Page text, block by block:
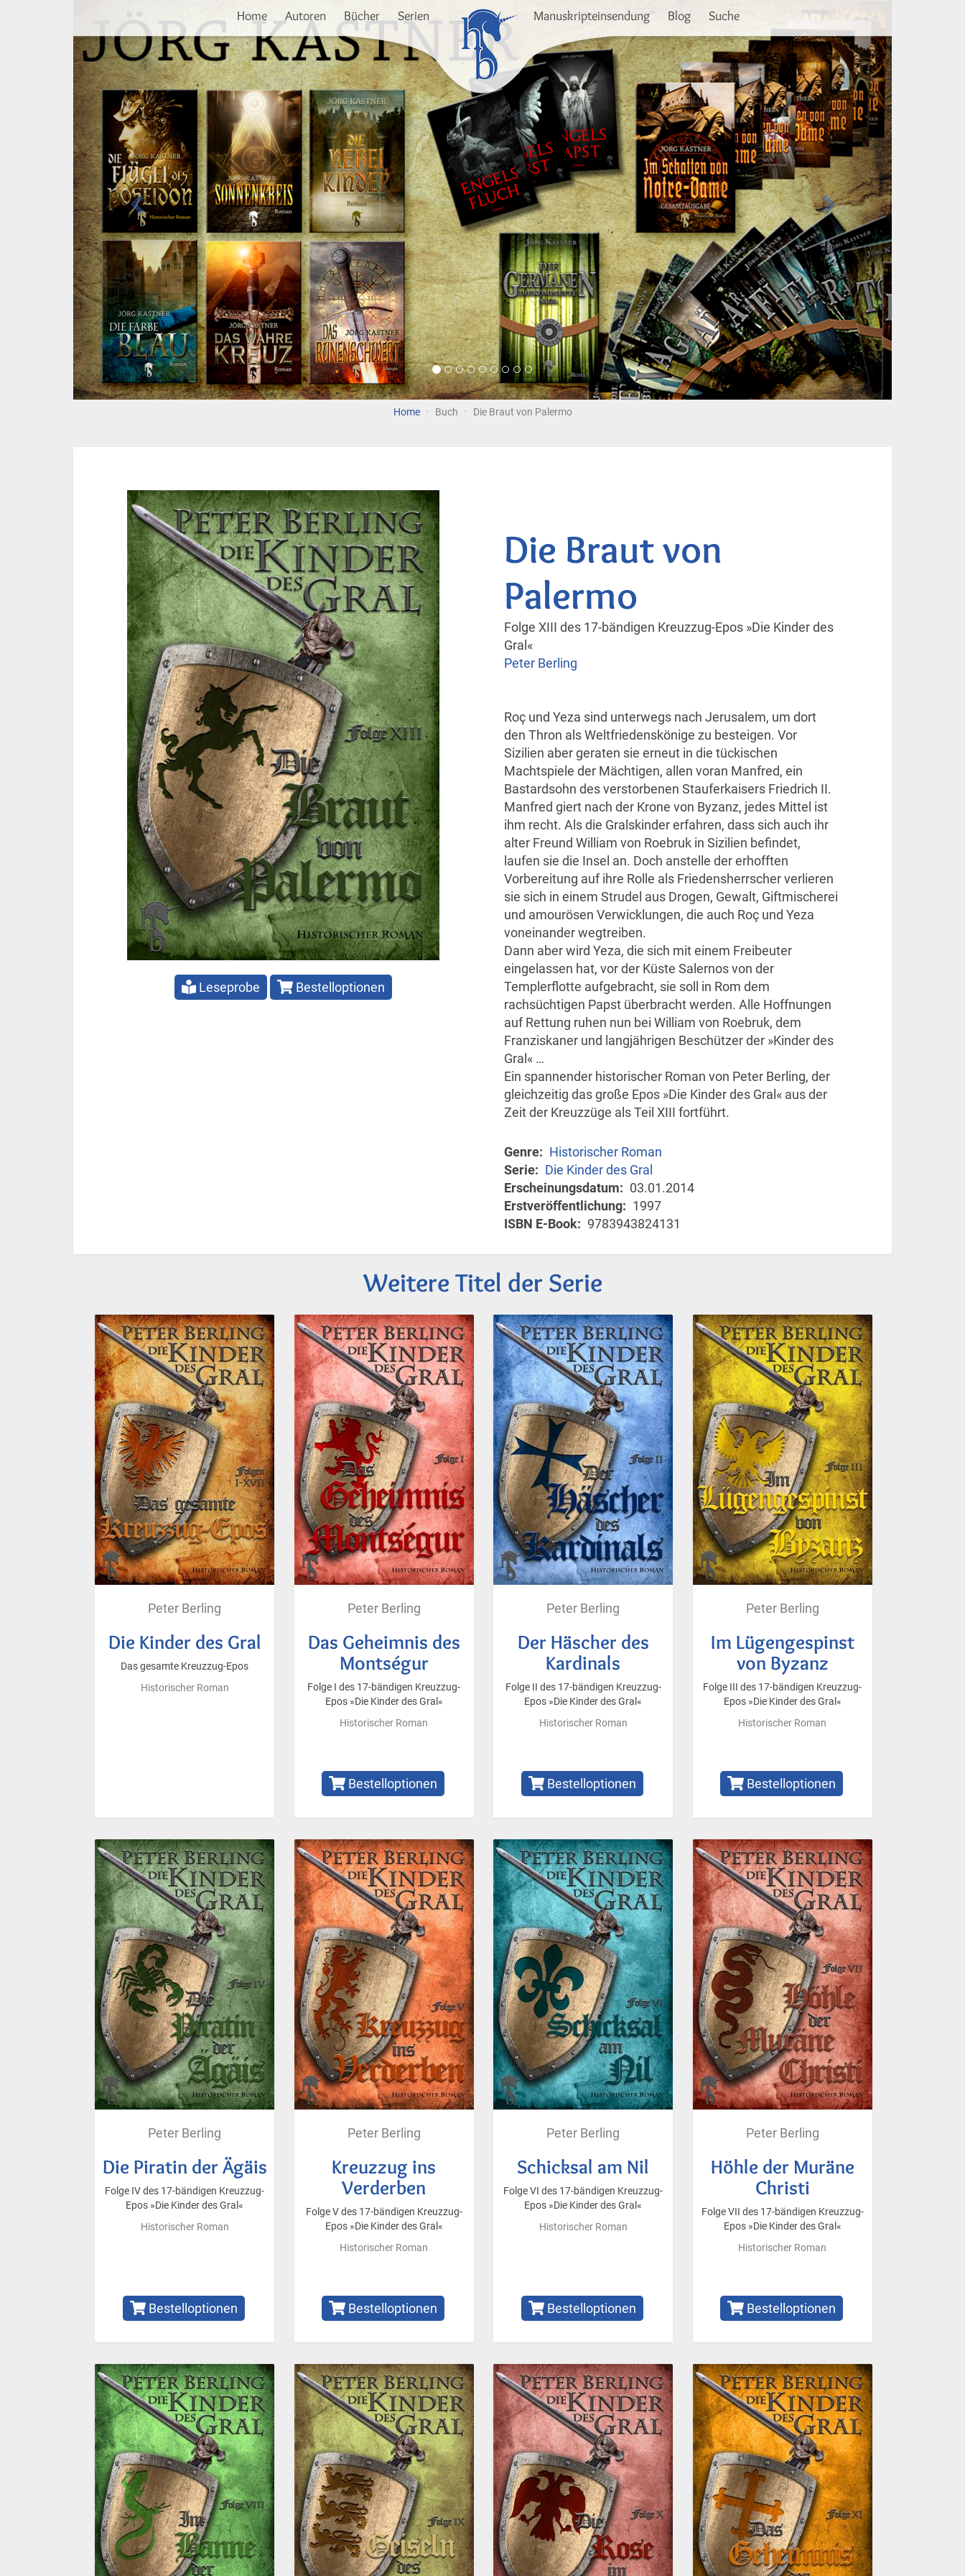
Home Autoren Bücher Serien Manuskripteinsendung Blog Suche Weiter
Home Buch Die Braut von Palermo
Leseprobe Bestelloptionen
Die Braut von
Palermo
Folge XIII des 17-bändigen Kreuzzug-Epos »Die Kinder des
Gral«
Peter Berling
Roç und Yeza sind unterwegs nach Jerusalem, um dort
den Thron als Weltfriedenskönige zu besteigen. Vor
Sizilien aber geraten sie erneut in die tückischen
Machtspiele der Mächtigen, allen voran Manfred, ein
Bastardsohn des verstorbenen Stauferkaisers Friedrich II.
Manfred giert nach der Krone von Byzanz, jedes Mittel ist
ihm recht. Als die Gralskinder erfahren, dass sich auch ihr
alter Freund William von Roebruk in Sizilien befindet,
laufen sie die Insel an. Doch anstelle der erhofften
Vorbereitung auf ihre Rolle als Friedensherrscher verlieren
sie sich in einem Strudel aus Drogen, Gewalt, Giftmischerei
und amourösen Verwicklungen, die auch Roç und Yeza
voneinander wegtreiben.
Dann aber wird Yeza, die sich mit einem Freibeuter
eingelassen hat, vor der Küste Salernos von der
Templerflotte aufgebracht, sie soll in Rom dem
rachsüchtigen Papst überbracht werden. Alle Hoffnungen
auf Rettung ruhen nun bei William von Roebruk, dem
Franziskaner und langjährigen Beschützer der »Kinder des
Gral« …
Ein spannender historischer Roman von Peter Berling, der
gleichzeitig das große Epos »Die Kinder des Gral« aus der
Zeit der Kreuzzüge als Teil XIII fortführt.
Genre
Historischer Roman
Serie
Die Kinder des Gral
Erscheinungsdatum
03.01.2014
Erstveröffentlichung
1997
ISBN E-Book
9783943824131
Weitere Titel der Serie
Peter Berling
Die Kinder des Gral
Das gesamte Kreuzzug-Epos
Historischer Roman
Peter Berling
Das Geheimnis des
Montségur
Folge I des 17-bändigen Kreuzzug-
Epos »Die Kinder des Gral«
Historischer Roman
Bestelloptionen
Peter Berling
Der Häscher des
Kardinals
Folge II des 17-bändigen Kreuzzug-
Epos »Die Kinder des Gral«
Historischer Roman
Bestelloptionen
Peter Berling
Im Lügengespinst
von Byzanz
Folge III des 17-bändigen Kreuzzug-
Epos »Die Kinder des Gral«
Historischer Roman
Bestelloptionen
Peter Berling
Die Piratin der Ägäis
Folge IV des 17-bändigen Kreuzzug-
Epos »Die Kinder des Gral«
Historischer Roman
Bestelloptionen
Peter Berling
Kreuzzug ins
Verderben
Folge V des 17-bändigen Kreuzzug-
Epos »Die Kinder des Gral«
Historischer Roman
Bestelloptionen
Peter Berling
Schicksal am Nil
Folge VI des 17-bändigen Kreuzzug-
Epos »Die Kinder des Gral«
Historischer Roman
Bestelloptionen
Peter Berling
Höhle der Muräne
Christi
Folge VII des 17-bändigen Kreuzzug-
Epos »Die Kinder des Gral«
Historischer Roman
Bestelloptionen